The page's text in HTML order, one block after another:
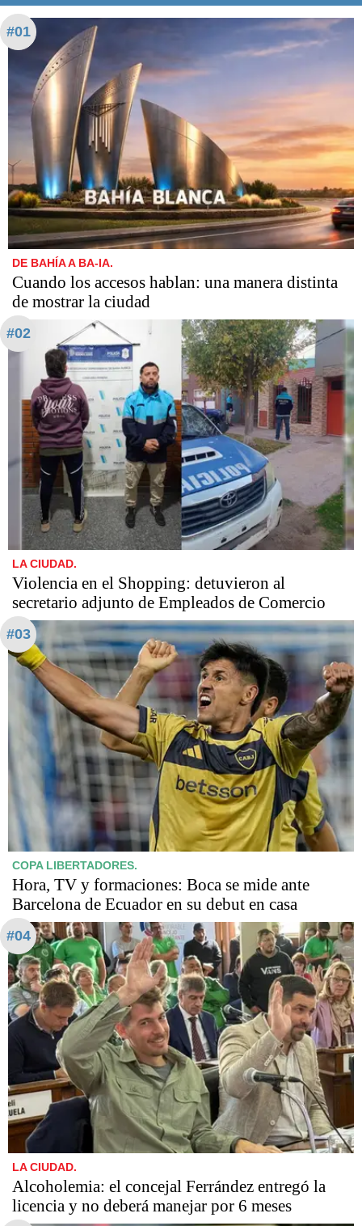
#01
DE BAHÍA A BA-IA.
Cuando los accesos hablan: una manera distinta
de mostrar la ciudad
#02
LA CIUDAD.
Violencia en el Shopping: detuvieron al
secretario adjunto de Empleados de Comercio
#03
COPA LIBERTADORES.
Hora, TV y formaciones: Boca se mide ante
Barcelona de Ecuador en su debut en casa
#04
LA CIUDAD.
Alcoholemia: el concejal Ferrández entregó la
licencia y no deberá manejar por 6 meses